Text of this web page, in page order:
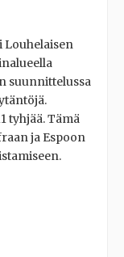
Louhelaisen
suunnittelussa
tyhjää. Tämä
ja Espoon